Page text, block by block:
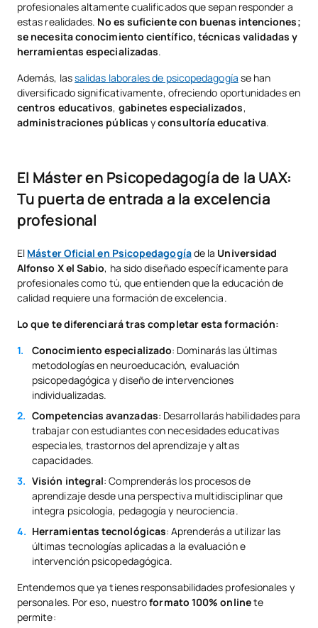
profesionales altamente cualificados que sepan responder a
estas realidades. No es suficiente con buenas intenciones;
se necesita conocimiento científico, técnicas validadas y
herramientas especializadas.
Además, lassalidas laborales de psicopedagogía se han
diversificado significativamente, ofreciendo oportunidades en
centros educativos, gabinetes especializados,
administraciones públicas yconsultoría educativa.
El Máster en Psicopedagogía de la UAX:
Tu puerta de entrada a la excelencia
profesional
El Máster Oficial en Psicopedagogíade la Universidad
Alfonso X el Sabio, ha sido diseñado específicamente para
profesionales como tú, que entienden que la educación de
calidad requiere una formación de excelencia.
Lo que te diferenciará tras completar esta formación:
Conocimiento especializado: Dominarás las últimas
metodologías en neuroeducación, evaluación
psicopedagógica y diseño de intervenciones
individualizadas.
Competencias avanzadas: Desarrollarás habilidades para
trabajar con estudiantes con necesidades educativas
especiales, trastornos del aprendizaje y altas
capacidades.
Visión integral: Comprenderás los procesos de
aprendizaje desde una perspectiva multidisciplinar que
integra psicología, pedagogía y neurociencia.
Herramientas tecnológicas: Aprenderás a utilizar las
últimas tecnologías aplicadas a la evaluación e
intervención psicopedagógica.
Entendemos que ya tienes responsabilidades profesionales y
personales. Por eso, nuestroformato 100% onlinete
permite: